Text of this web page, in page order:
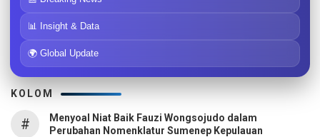
📊 Insight & Data
🌍 Global Update
KOLOM
#
Menyoal Niat Baik Fauzi Wongsojudo dalam
Perubahan Nomenklatur Sumenep Kepulauan